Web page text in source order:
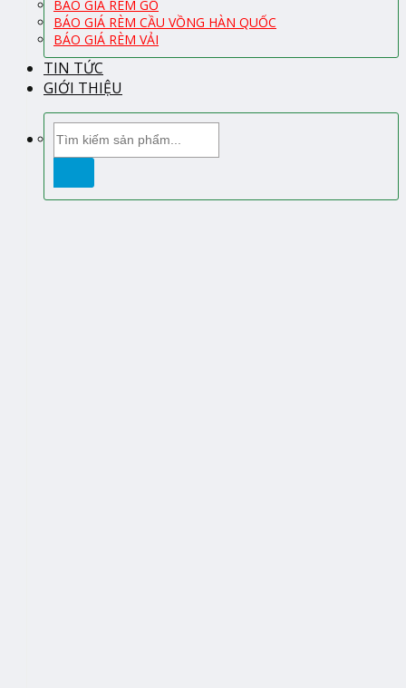
BÁO GIÁ RÈM GỖ
BÁO GIÁ RÈM CẦU VỒNG HÀN QUỐC
BÁO GIÁ RÈM VẢI
TIN TỨC
GIỚI THIỆU
kiếm: